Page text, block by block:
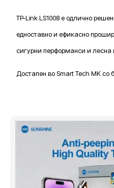
TP-Link LS1008 е одлично
едноставно и ефикасно
сигурни перформанси и лесна
Достапен во Smart Tech MK со